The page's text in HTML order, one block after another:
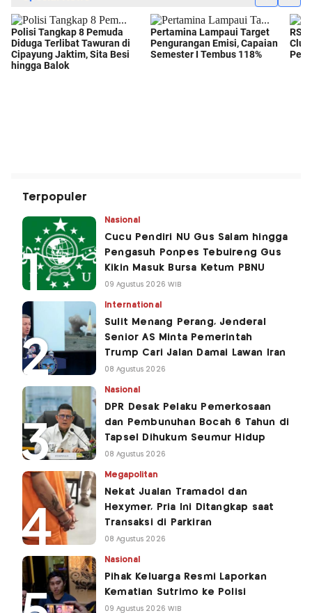
Terpopuler
Nasional
Cucu Pendiri NU Gus Salam hingga
Pengasuh Ponpes Tebuireng Gus
Kikin Masuk Bursa Ketum PBNU
09 Agustus 2026 WIB
International
Sulit Menang Perang, Jenderal
Senior AS Minta Pemerintah
Trump Cari Jalan Damai Lawan Iran
08 Agustus 2026
Nasional
DPR Desak Pelaku Pemerkosaan
dan Pembunuhan Bocah 6 Tahun di
Tapsel Dihukum Seumur Hidup
08 Agustus 2026
Megapolitan
Nekat Jualan Tramadol dan
Hexymer, Pria Ini Ditangkap saat
Transaksi di Parkiran
08 Agustus 2026
Nasional
Pihak Keluarga Resmi Laporkan
Kematian Sutrimo ke Polisi
09 Agustus 2026 WIB